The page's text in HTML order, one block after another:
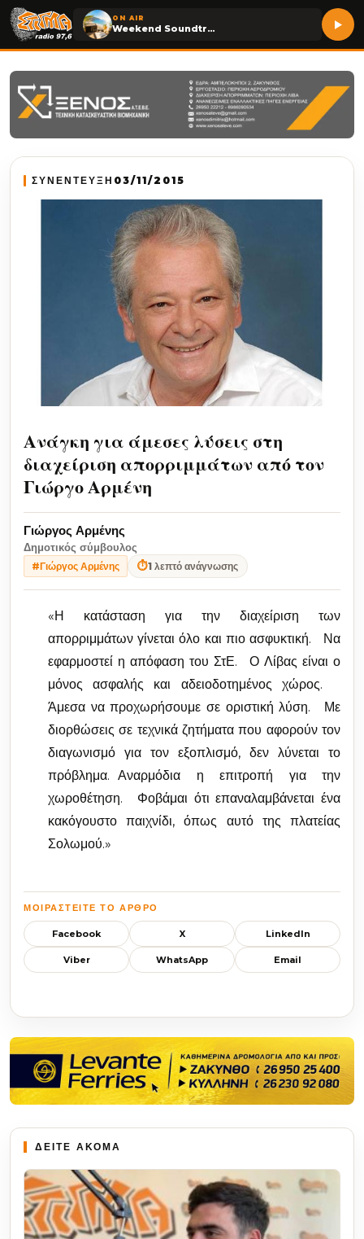
ON AIR
Weekend Soundtrack
ΣΥΝΕΝΤΕΥΞΗ 03/11/2015
Ανάγκη για άμεσες λύσεις στη
διαχείριση απορριμμάτων από τον
Γιώργο Αρμένη
Γιώργος Αρμένης
Δημοτικός σύμβουλος
#Γιώργος Αρμένης ⏱1 λεπτό ανάγνωσης
«Η κατάσταση για την διαχείριση των
απορριμμάτων γίνεται όλο και πιο ασφυκτική. Να
εφαρμοστεί η απόφαση του ΣτΕ. Ο Λίβας είναι ο
μόνος ασφαλής και αδειοδοτημένος χώρος.
Άμεσα να προχωρήσουμε σε οριστική λύση. Με
διορθώσεις σε τεχνικά ζητήματα που αφορούν τον
διαγωνισμό για τον εξοπλισμό, δεν λύνεται το
πρόβλημα. Αναρμόδια η επιτροπή για την
χωροθέτηση. Φοβάμαι ότι επαναλαμβάνεται ένα
κακόγουστο παιχνίδι, όπως αυτό της πλατείας
Σολωμού.»
ΜΟΙΡΑΣΤΕΊΤΕ ΤΟ ΆΡΘΡΟ
Facebook X LinkedIn
Viber WhatsApp Email
ΔΕΙΤΕ ΑΚΟΜΑ